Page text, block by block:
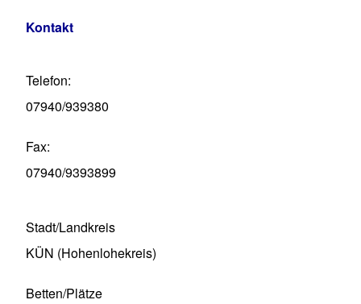
Kontakt
Telefon
07940/939380
Fax
07940/9393899
Stadt/Landkreis
KÜN (Hohenlohekreis)
Betten/Plätze